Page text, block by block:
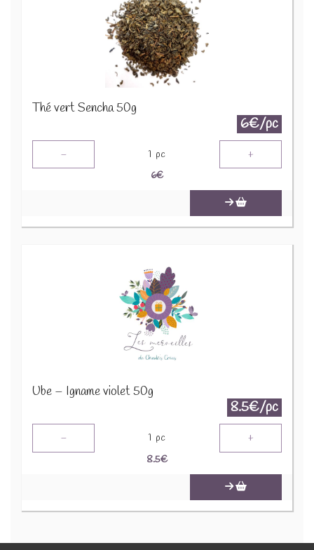
Thé vert Sencha 50g
6€/pc
- 1 pc +
6€
Ube – Igname violet 50g
8.5€/pc
- 1 pc +
8.5€